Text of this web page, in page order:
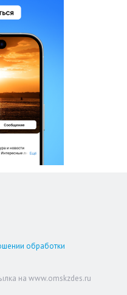
обработки
на www.omskzdes.ru